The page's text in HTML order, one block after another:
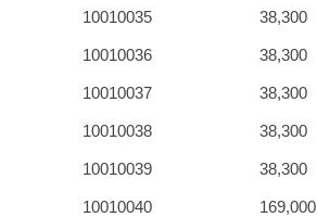
10010035 38,300
10010036 38,300
10010037 38,300
10010038 38,300
10010039 38,300
10010040 169,000